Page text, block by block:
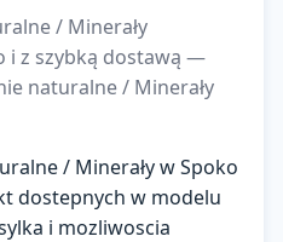
/ Minerały
i z szybką dostawą —
naturalne / Minerały
/ Minerały w Spoko
dostepnych w modelu
i mozliwoscia